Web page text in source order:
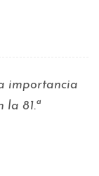
importancia
la 81.ª